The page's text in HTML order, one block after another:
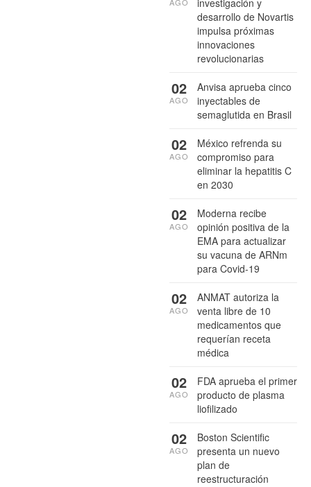
investigación y
desarrollo de Novartis
impulsa próximas
innovaciones
revolucionarias
AGO
Anvisa aprueba cinco
inyectables de
semaglutida en Brasil
02
AGO
México refrenda su
compromiso para
eliminar la hepatitis C
en 2030
02
AGO
Moderna recibe
opinión positiva de la
EMA para actualizar
su vacuna de ARNm
para Covid-19
02
AGO
ANMAT autoriza la
venta libre de 10
medicamentos que
requerían receta
médica
02
AGO
FDA aprueba el primer
producto de plasma
liofilizado
02
AGO
Boston Scientific
presenta un nuevo
plan de
reestructuración
02
AGO